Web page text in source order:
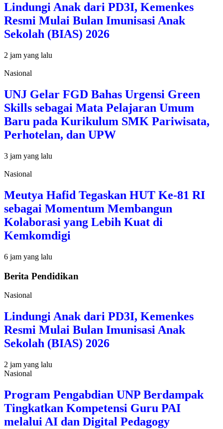
Lindungi Anak dari PD3I, Kemenkes
Resmi Mulai Bulan Imunisasi Anak
Sekolah (BIAS) 2026
2 jam yang lalu
Nasional
UNJ Gelar FGD Bahas Urgensi Green
Skills sebagai Mata Pelajaran Umum
Baru pada Kurikulum SMK Pariwisata,
Perhotelan, dan UPW
3 jam yang lalu
Nasional
Meutya Hafid Tegaskan HUT Ke-81 RI
sebagai Momentum Membangun
Kolaborasi yang Lebih Kuat di
Kemkomdigi
6 jam yang lalu
Berita Pendidikan
Nasional
Lindungi Anak dari PD3I, Kemenkes
Resmi Mulai Bulan Imunisasi Anak
Sekolah (BIAS) 2026
2 jam yang lalu
Nasional
Program Pengabdian UNP Berdampak
Tingkatkan Kompetensi Guru PAI
melalui AI dan Digital Pedagogy